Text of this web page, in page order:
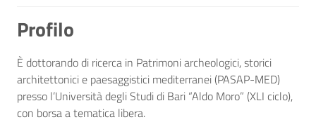
Profilo
È dottorando di ricerca in Patrimoni archeologici, storici
architettonici e paesaggistici mediterranei (PASAP-MED)
presso l’Università degli Studi di Bari “Aldo Moro” (XLI ciclo),
con borsa a tematica libera.